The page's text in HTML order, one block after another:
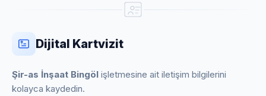
Dijital Kartvizit
Şir-as İnşaat Bingöl işletmesine ait iletişim bilgilerini
kolayca kaydedin.